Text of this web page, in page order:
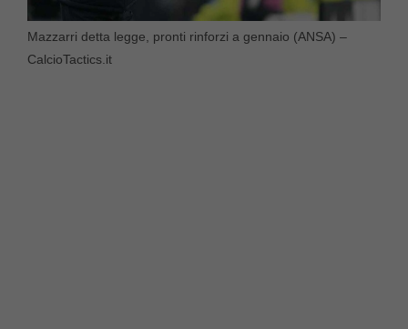
Mazzarri detta legge, pronti rinforzi a gennaio (ANSA) –
CalcioTactics.it